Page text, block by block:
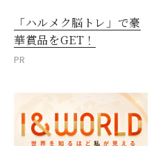
「ハルメク脳トレ」で豪
華賞品をGET！
PR